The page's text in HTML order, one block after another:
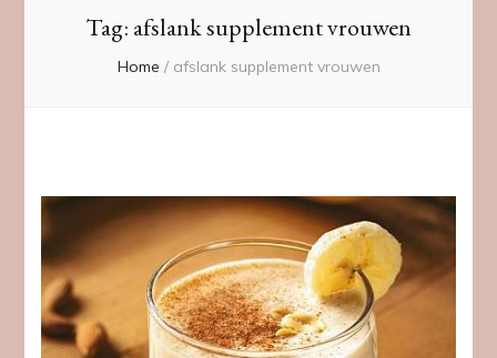
Tag: afslank supplement vrouwen
Home / afslank supplement vrouwen